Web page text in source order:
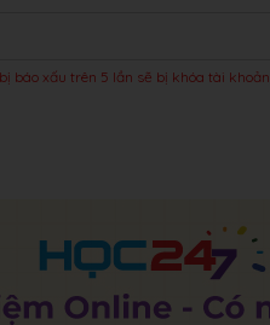
báo xấu trên 5 lần sẽ bị khóa tài khoản